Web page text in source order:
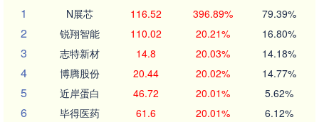
1
N展芯 116.52 396.89% 79.39%
2 锐翔智能 110.02 20.21% 16.80%
3 志特新材 14.8 20.03% 14.18%
4 博腾股份 20.44 20.02% 14.77%
5 近岸蛋白 46.72 20.01% 5.62%
6 毕得医药 61.6 20.01% 6.12%